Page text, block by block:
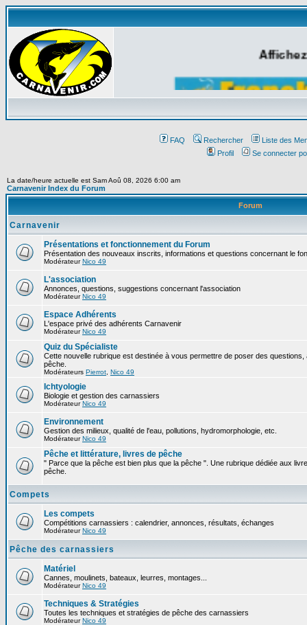
FAQ Rechercher
Liste des
Profil
Se connecter
La date/heure actuelle est Sam Aoû 08, 2026 6:00 am
Carnavenir Index du Forum
Forum
Carnavenir
Présentations et fonctionnement du Forum
Présentation des nouveaux inscrits, informations et questions concernant le
ModérateurNico 49
L'association
Annonces, questions, suggestions concernant l'association
ModérateurNico 49
Espace Adhérents
L'espace privé des adhérents Carnavenir
ModérateurNico 49
Quiz du Spécialiste
Cette nouvelle rubrique est destinée à vous permettre de poser des
pêche.
Modérateurs Pierrot Nico 49
Ichtyologie
Biologie et gestion des carnassiers
ModérateurNico 49
Environnement
Gestion des milieux, qualité de l'eau, pollutions, hydromorphologie, etc.
ModérateurNico 49
Pêche et littérature, livres de pêche
" Parce que la pêche est bien plus que la pêche ". Une rubrique dédiée aux
pêche.
Compets
Les compets
Compétitions carnassiers : calendrier, annonces, résultats, échanges
ModérateurNico 49
Pêche des carnassiers
Matériel
Cannes, moulinets, bateaux, leurres, montages...
ModérateurNico 49
Techniques & Stratégies
Toutes les techniques et stratégies de pêche des carnassiers
ModérateurNico 49